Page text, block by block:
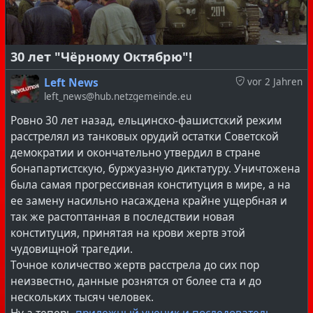
сейчас точно не будет. В 1906 году, когда выборы
были, может немного меньшим фарсом чем сейчас, но
все таки тоже ничего не решали, большевики
выступали за бойкот выборов. Любое участие в том
безобразии, которое состоится в марте этого года,
можно расценивать как предательство и
игра в заведомо выигрышную для фашисткой власти
игру по ее правилам. К счастью, интереса у населения
к этим псевдо "выборам" путина нет, по последним
опросам, этими т. н. "выборами" интересуется только
1% населения.
Но все-таки, стоит отдать должное храбрости и
мужеству Тяжкуна, за то что он, оставаясь в россии,
позволяет себе такую открытую критику власти.
https://youtube.com/live/vsUYvCk-xFQ?si=9PM2d-
GYjbfpSyzK
___________________________________________
Оставить комментарий, а так же подписаться на этот
30 лет "Чёрному Октябрю"!
vor 2 Jahren
Left News
left_news@hub.netzgemeinde.eu
Ровно 30 лет назад, ельцинско-фашистский режим
расстрелял из танковых орудий остатки Советской
демократии и окончательно утвердил в стране
бонапартистскую, буржуазную диктатуру. Уничтожена
была самая прогрессивная конституция в мире, а на
ее замену насильно насаждена крайне ущербная и
так же растоптанная в последствии новая
конституция, принятая на крови жертв этой
чудовищной трагедии.
Точное количество жертв расстрела до сих пор
неизвестно, данные рознятся от более ста и до
нескольких тысяч человек.